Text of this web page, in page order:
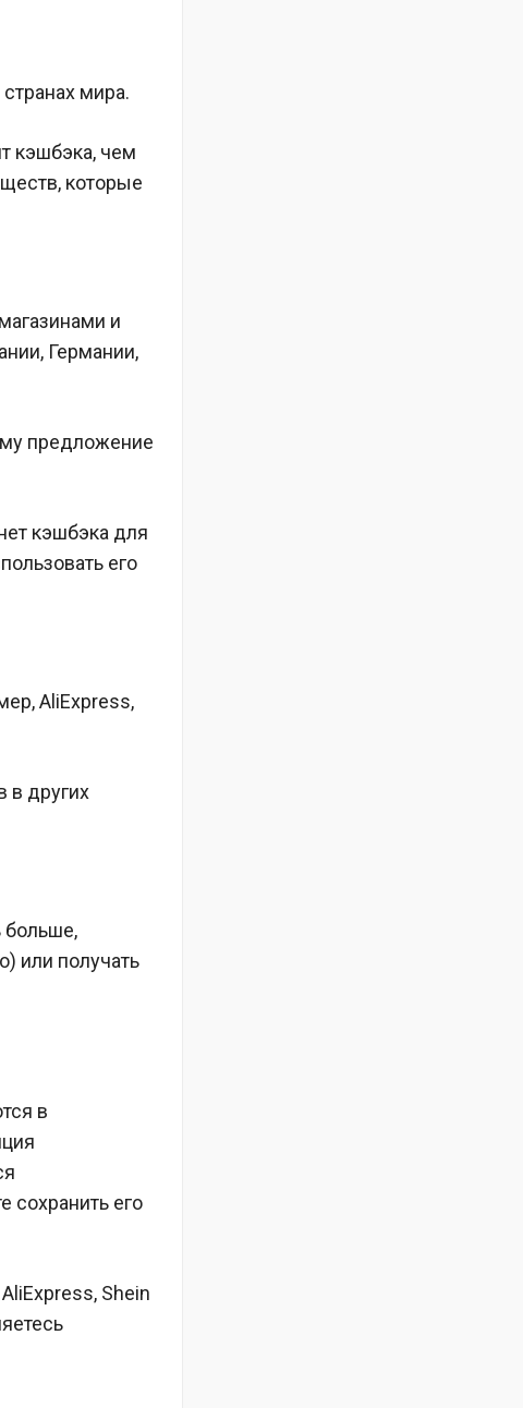
мира.
кэшбэка, чем
которые
и
Германии,
предложение
кэшбэка для
его
AliExpress,
в других
больше,
или получать
в
сохранить его
Shein